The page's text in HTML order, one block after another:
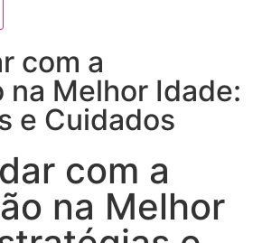
com a
na Melhor Idade:
e Cuidados
com a
na Melhor